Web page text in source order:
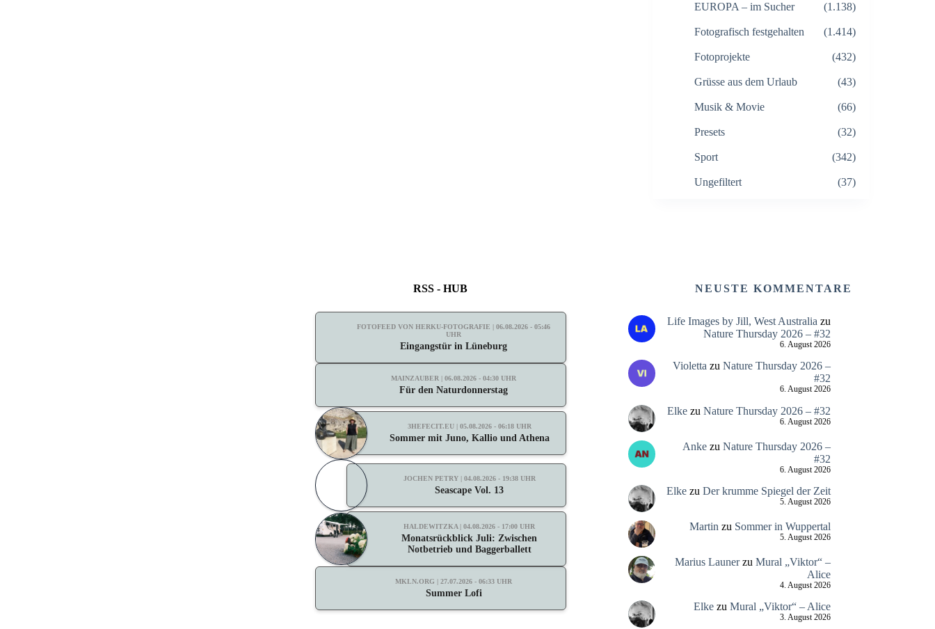
EUROPA – im Sucher (1.138)
Fotografisch festgehalten (1.414)
Fotoprojekte (432)
Grüsse aus dem Urlaub (43)
Musik & Movie (66)
Presets (32)
Sport (342)
Ungefiltert (37)
RSS - HUB
FOTOFEED VON HERKU-FOTOGRAFIE | 06.08.2026 - 05:46
UHR
Eingangstür in Lüneburg
MAINZAUBER | 06.08.2026 - 04:30 UHR
Für den Naturdonnerstag
3HEFECIT.EU | 05.08.2026 - 06:18 UHR
Sommer mit Juno, Kallio und Athena
JOCHEN PETRY | 04.08.2026 - 19:38 UHR
Seascape Vol. 13
HALDEWITZKA | 04.08.2026 - 17:00 UHR
Monatsrückblick Juli: Zwischen
Notbetrieb und Baggerballett
MKLN.ORG | 27.07.2026 - 06:33 UHR
Summer Lofi
NEUSTE KOMMENTARE
Life Images by Jill, West Australia zu
Nature Thursday 2026 – #32
6. August 2026
Violetta zu Nature Thursday 2026 –
#32
6. August 2026
Elkezu Nature Thursday 2026 – #32
6. August 2026
Ankezu Nature Thursday 2026 –
#32
6. August 2026
Elkezu Der krumme Spiegel der Zeit
5. August 2026
Martin zu Sommer in Wuppertal
5. August 2026
Marius Launerzu Mural „Viktor“ –
Alice
4. August 2026
Elkezu Mural „Viktor“ – Alice
3. August 2026